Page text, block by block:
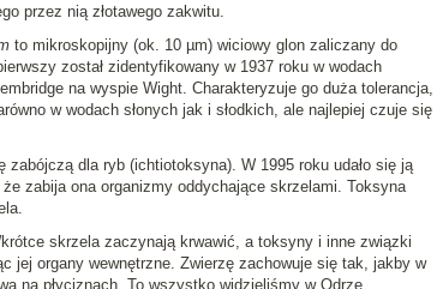
przez nią złotawego zakwitu.
to mikroskopijny (ok. 10 µm) wiciowy glon zaliczany do
został zidentyfikowany w 1937 roku w wodach
na wyspie Wight. Charakteryzuje go duża tolerancja,
w wodach słonych jak i słodkich, ale najlepiej czuje się
dla ryb (ichtiotoksyna). W 1995 roku udało się ją
zabija ona organizmy oddychające skrzelami. Toksyna
skrzela zaczynają krwawić, a toksyny i inne związki
jej organy wewnętrzne. Zwierzę zachowuje się tak, jakby w
na płyciznach. To wszystko widzieliśmy w Odrze.